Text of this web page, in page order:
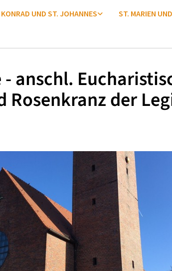
UND ST. JOHANNES ST. MARIEN
- anschl.
Rosenkranz der